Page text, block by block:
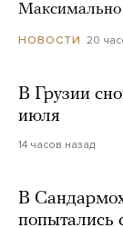
Максимально
НОВОСТИ 20
В Грузии
июля
14 часов назад
В
попытались